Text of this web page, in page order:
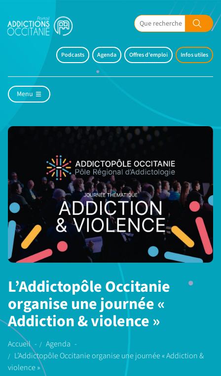
Podcasts Agenda Offres d'emploi Infos utiles
Menu
L’Addictopôle Occitanie
organise une journée «
Addiction & violence »
Accueil
Agenda
L’Addictopôle Occitanie organise une journée « Addiction &
violence »